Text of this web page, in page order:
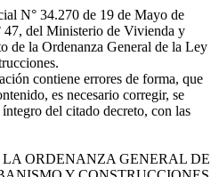
N° 34.270 de 19 de Mayo de
47, del Ministerio de Vivienda y
de la Ordenanza General de la Ley
contiene errores de forma, que
es necesario corregir, se
del citado decreto, con las
ORDENANZA GENERAL DE